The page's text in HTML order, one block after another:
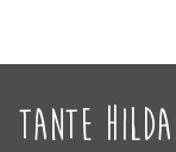
Tante Hilda